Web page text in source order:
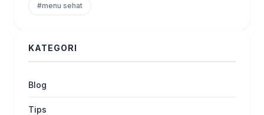
#menu sehat
KATEGORI
Blog
Tips